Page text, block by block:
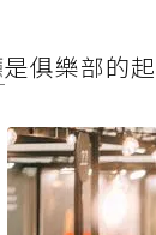
是俱樂部的